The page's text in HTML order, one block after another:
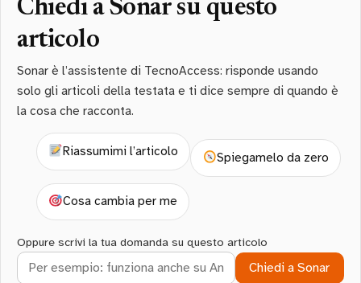
Chiedi a Sonar su questo
articolo
Sonar è l’assistente di TecnoAccess: risponde usando
solo gli articoli della testata e ti dice sempre di quando è
la cosa che racconta.
Riassumimi l’articolo Spiegamelo da zero
Cosa cambia per me
Oppure scrivi la tua domanda su questo articolo
Chiedi a Sonar